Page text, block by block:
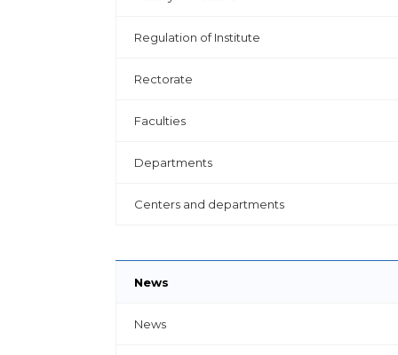
Regulation of Institute
Rectorate
Faculties
Departments
Centers and departments
News
News